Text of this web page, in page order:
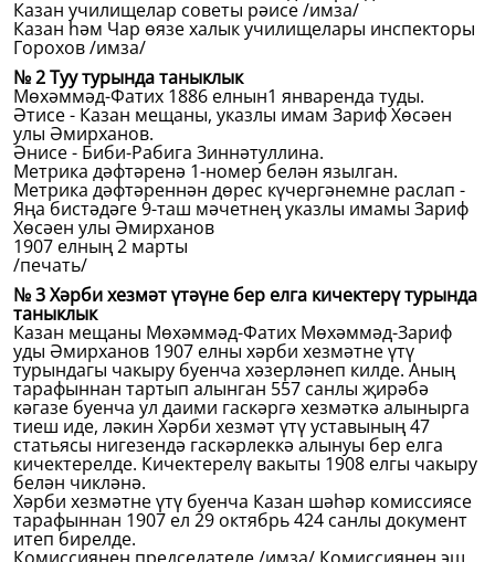
Казан училищелар советы рәисе /имза/
Казан һәм Чар өязе халык училищелары инспекторы
Горохов /имза/
№ 2 Туу турында таныклык
Мөхәммәд-Фатих 1886 елнын1 январенда туды.
Әтисе - Казан мещаны, указлы имам Зариф Хөсәен
улы Әмирханов.
Әнисе - Биби-Рабига Зиннәтуллина.
Метрика дәфтәренә 1-номер белән язылган.
Метрика дәфтәреннән дөрес күчергәнемне раслап -
Яңа бистәдәге 9-таш мәчетнең указлы имамы Зариф
Хөсәен улы Әмирханов
1907 елның 2 марты
/печать/
№ 3 Хәрби хезмәт үтәүне бер елга кичектерү турында
таныклык
Казан мещаны Мөхәммәд-Фатих Мөхәммәд-Зариф
уды Әмирханов 1907 елны хәрби хезмәтне үтү
турындагы чакыру буенча хәзерләнеп килде. Аның
тарафыннан тартып алынган 557 санлы җирәбә
кәгазе буенча ул даими гаскәргә хезмәткә алынырга
тиеш иде, ләкин Хәрби хезмәт үтү уставының 47
статьясы нигезендә гаскәрлеккә алынуы бер елга
кичектерелде. Кичектерелү вакыты 1908 елгы чакыру
белән чикләнә.
Хәрби хезмәтне үтү буенча Казан шәһәр комиссиясе
тарафыннан 1907 ел 29 октябрь 424 санлы документ
итеп бирелде.